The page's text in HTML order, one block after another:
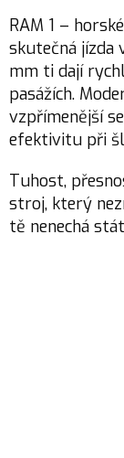
RAM 1 –
skutečná jízda
mm ti dají
pasážích.
vzpřímenější
efektivitu při
Tuhost,
stroj, který
tě nenechá